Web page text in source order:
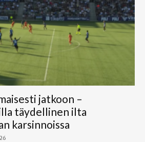
jatkoon –
täydellinen ilta
karsinnoissa